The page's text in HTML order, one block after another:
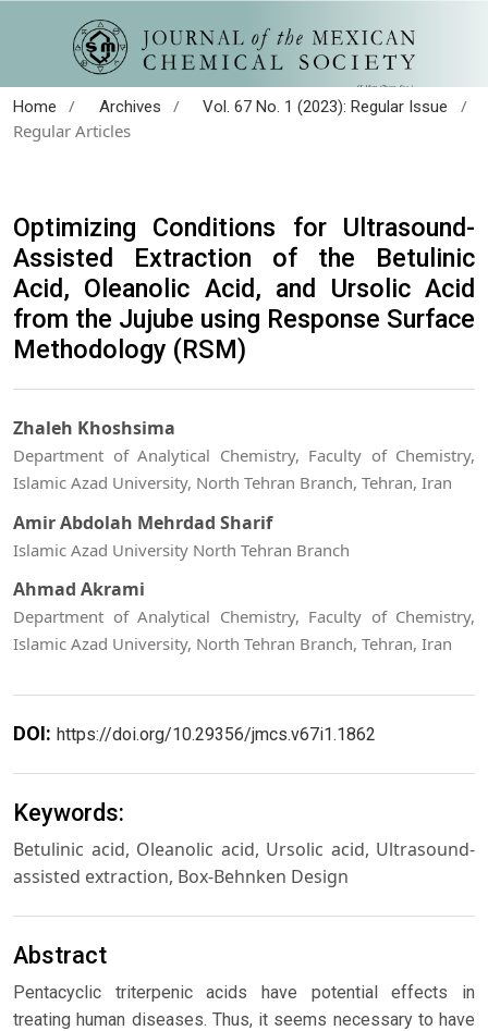
Home / Archives / Vol. 67 No. 1 (2023): Regular Issue
/
Regular Articles
Optimizing Conditions for Ultrasound-
Assisted Extraction of the Betulinic
Acid, Oleanolic Acid, and Ursolic Acid
from the Jujube using Response Surface
Methodology (RSM)
Zhaleh Khoshsima
Department of Analytical Chemistry, Faculty of Chemistry,
Islamic Azad University, North Tehran Branch, Tehran, Iran
Amir Abdolah Mehrdad Sharif
Islamic Azad University North Tehran Branch
Ahmad Akrami
Department of Analytical Chemistry, Faculty of Chemistry,
Islamic Azad University, North Tehran Branch, Tehran, Iran
DOI: https://doi.org/10.29356/jmcs.v67i1.1862
Keywords:
Betulinic acid, Oleanolic acid, Ursolic acid, Ultrasound-
assisted extraction, Box-Behnken Design
Abstract
Pentacyclic triterpenic acids have potential effects in
treating human diseases. Thus, it seems necessary to have